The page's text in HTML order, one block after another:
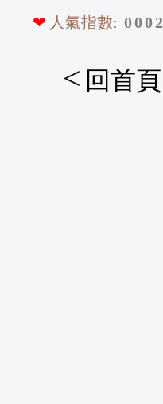
❤ 人氣指數: 0002
< 回首頁